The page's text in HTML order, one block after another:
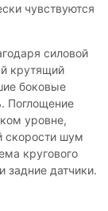
чувствуются
силовой
крутящий
боковые
Поглощение
уровне,
скорости шум
кругового
задние датчики.